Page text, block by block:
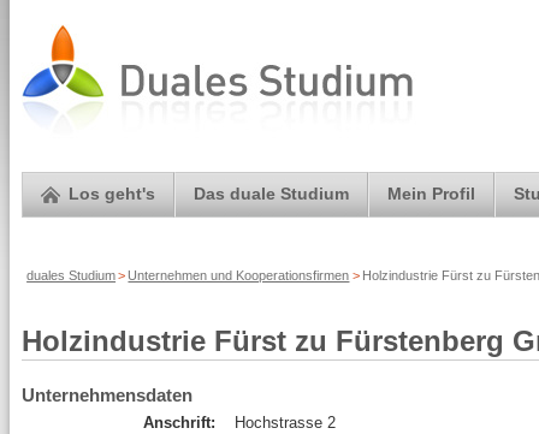
Los geht's Das duale Studium Mein Profil
duales Studium> Unternehmen und Kooperationsfirmen > Holzindustrie Fürst zu
Holzindustrie Fürst zu Fürstenberg
Unternehmensdaten
Anschrift:
Hochstrasse 2